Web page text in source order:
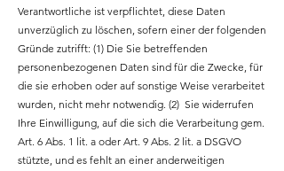
Verantwortliche ist verpflichtet, diese Daten
unverzüglich zu löschen, sofern einer der folgenden
Gründe zutrifft: (1) Die Sie betreffenden
personenbezogenen Daten sind für die Zwecke, für
die sie erhoben oder auf sonstige Weise verarbeitet
wurden, nicht mehr notwendig. (2) Sie widerrufen
Ihre Einwilligung, auf die sich die Verarbeitung gem.
Art. 6 Abs. 1 lit. a oder Art. 9 Abs. 2 lit. a DSGVO
stützte, und es fehlt an einer anderweitigen